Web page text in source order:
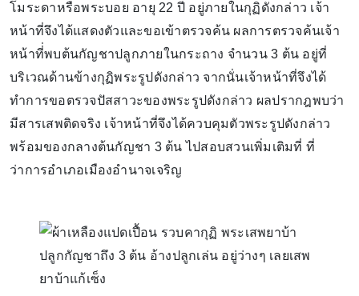
โมระดาหรือพระบอย อายุ 22 ปี อยู่ภายในกุฏิดังกล่าว เจ้า
หน้าที่จึงได้แสดงตัวและขอเข้าตรวจค้น ผลการตรวจค้นเจ้า
หน้าที่่พบต้นกัญชาปลูกภายในกระถาง จำนวน 3 ต้น อยู่ที่
บริเวณด้านข้างกุฏิพระรูปดังกล่าว จากนั่นเจ้าหน้าที่จึงได้
ทำการขอตรวจปัสสาวะของพระรูปดังกล่าว ผลปรากฎพบว่า
มีสารเสพติดจริง เจ้าหน้าที่จึงได้ควบคุมตัวพระรูปดังกล่าว
พร้อมของกลางต้นกัญชา 3 ต้น ไปสอบสวนเพิ่มเติมที่ ที่
ว่าการอำเภอเมืองอำนาจเจริญ